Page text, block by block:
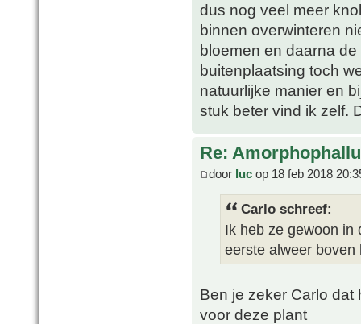
dus nog veel meer
binnen overwinteren
bloemen en daarna
buitenplaatsing toch
natuurlijke manier en
stuk beter vind ik zelf.
Re:
door luc op 18 feb 2018
Carlo schreef:
Ik heb ze gewoon in
eerste alweer boven
Ben je zeker Carlo dat
voor deze plant